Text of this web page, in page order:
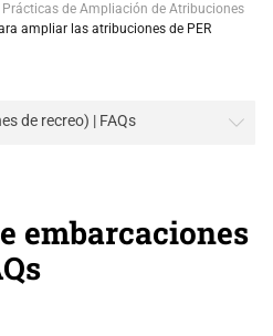
Prácticas de Ampliación de Atribuciones
ampliar las atribuciones de PER
de recreo) | FAQs
embarcaciones